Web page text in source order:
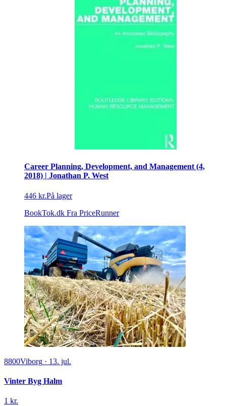
Career Planning, Development, and Management (4,
2018) | Jonathan P. West
446 kr.På lager
BookTok.dk Fra PriceRunner
8800Viborg · 13. jul.
Vinter Byg Halm
1 kr.